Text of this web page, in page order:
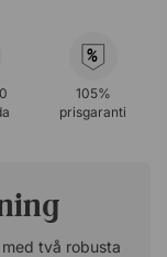
%
105%
prisgaranti
två robusta